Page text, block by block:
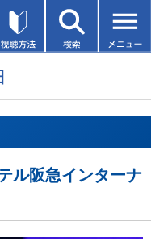
ル阪急インターナ